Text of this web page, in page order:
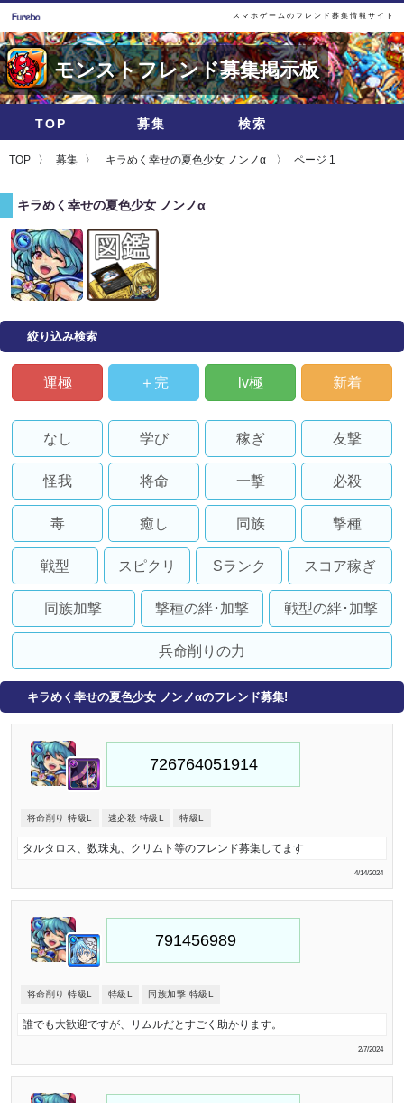
スマホゲームのフレンド募集情報サイト
モンストフレンド募集掲示板
TOP 募集 検索
TOP 募集 キラめく幸せの夏色少女 ノンノα ページ 1
キラめく幸せの夏色少女 ノンノα
絞り込み検索
運極 ＋完 lv極 新着
なし 学び 稼ぎ 友撃
怪我 将命 一撃 必殺
毒 癒し 同族 撃種
戦型 スピクリ Sランク スコア稼ぎ
同族加撃 撃種の絆･加撃 戦型の絆･加撃
兵命削りの力
キラめく幸せの夏色少女 ノンノαのフレンド募集!
将命削り 特級L 速必殺 特級L 特級L
タルタロス、数珠丸、クリムト等のフレンド募集してます
4/14/2024
将命削り 特級L 特級L 同族加撃 特級L
誰でも大歓迎ですが、リムルだとすごく助かります。
2/7/2024